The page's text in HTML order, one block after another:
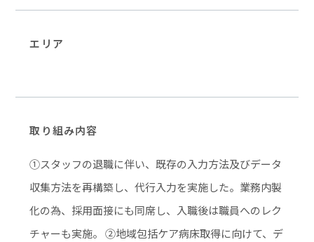
エリア
取り組み内容
①スタッフの退職に伴い、既存の入力方法及びデータ
収集方法を再構築し、代行入力を実施した。業務内製
化の為、採用面接にも同席し、入職後は職員へのレク
チャーも実施。 ②地域包括ケア病床取得に向けて、デ